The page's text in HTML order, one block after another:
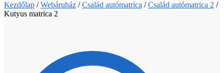
Kezdőlap /Webáruház /Család autómatrica /Család autómatrica 2 /
Kutyus matrica 2